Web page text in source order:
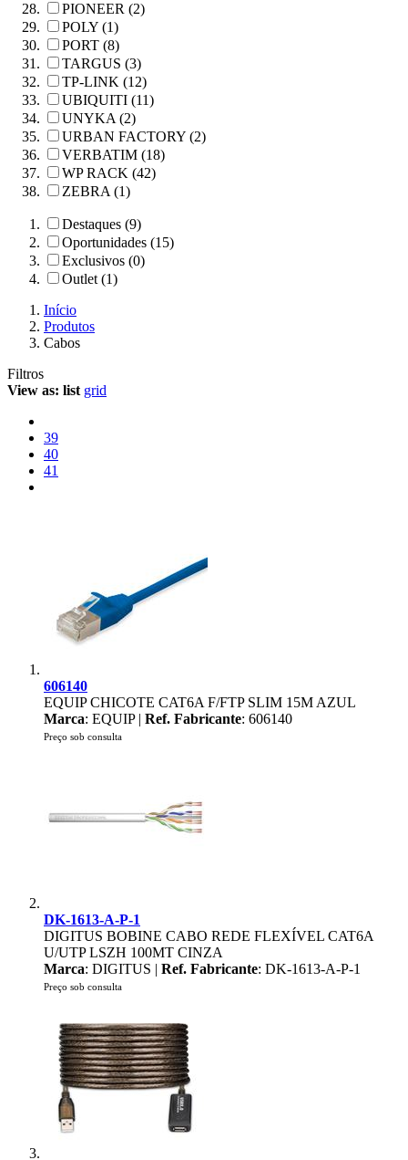
PIONEER (2)
POLY (1)
PORT (8)
TARGUS (3)
TP-LINK (12)
UBIQUITI (11)
UNYKA (2)
URBAN FACTORY (2)
VERBATIM (18)
WP RACK (42)
ZEBRA (1)
Destaques (9)
Oportunidades (15)
Exclusivos (0)
Outlet (1)
Início
Produtos
Cabos
Filtros
View as: list grid
39
40
41
606140
EQUIP CHICOTE CAT6A F/FTP SLIM 15M AZUL
Marca: EQUIP | Ref. Fabricante: 606140
Preço sob consulta
DK-1613-A-P-1
DIGITUS BOBINE CABO REDE FLEXÍVEL CAT6A
U/UTP LSZH 100MT CINZA
Marca: DIGITUS | Ref. Fabricante: DK-1613-A-P-1
Preço sob consulta